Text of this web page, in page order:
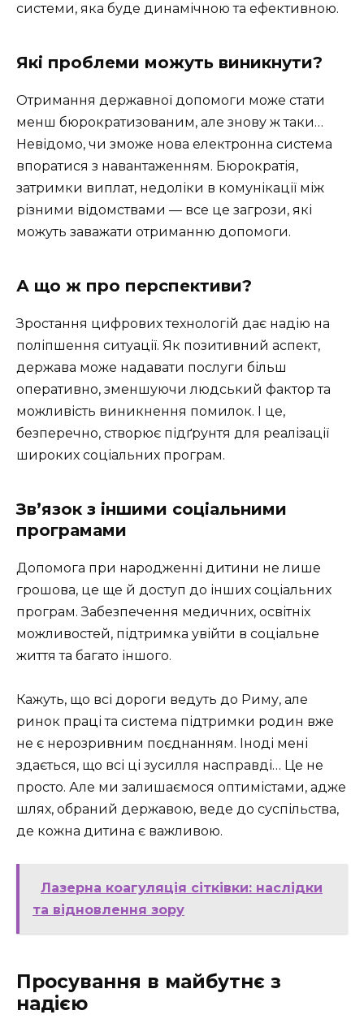
системи, яка буде динамічною та ефективною.
Які проблеми можуть виникнути?
Отримання державної допомоги може стати
менш бюрократизованим, але знову ж таки…
Невідомо, чи зможе нова електронна система
впоратися з навантаженням. Бюрократія,
затримки виплат, недоліки в комунікації між
різними відомствами — все це загрози, які
можуть заважати отриманню допомоги.
А що ж про перспективи?
Зростання цифрових технологій дає надію на
поліпшення ситуації. Як позитивний аспект,
держава може надавати послуги більш
оперативно, зменшуючи людський фактор та
можливість виникнення помилок. І це,
безперечно, створює підґрунтя для реалізації
широких соціальних програм.
Зв’язок з іншими соціальними
програмами
Допомога при народженні дитини не лише
грошова, це ще й доступ до інших соціальних
програм. Забезпечення медичних, освітніх
можливостей, підтримка увійти в соціальне
життя та багато іншого.
Кажуть, що всі дороги ведуть до Риму, але
ринок праці та система підтримки родин вже
не є нерозривним поєднанням. Іноді мені
здається, що всі ці зусилля насправді… Це не
просто. Але ми залишаємося оптимістами, адже
шлях, обраний державою, веде до суспільства,
де кожна дитина є важливою.
Лазерна коагуляція сітківки: наслідки
та відновлення зору
Просування в майбутнє з
надією